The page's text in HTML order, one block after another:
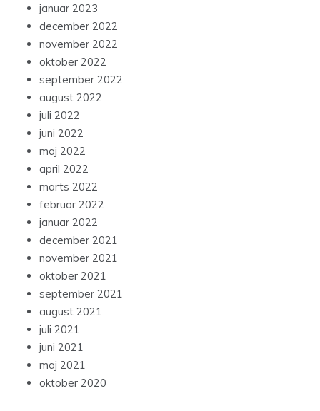
januar 2023
december 2022
november 2022
oktober 2022
september 2022
august 2022
juli 2022
juni 2022
maj 2022
april 2022
marts 2022
februar 2022
januar 2022
december 2021
november 2021
oktober 2021
september 2021
august 2021
juli 2021
juni 2021
maj 2021
oktober 2020